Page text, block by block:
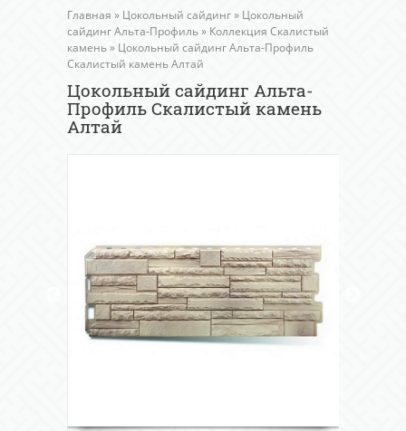
Главная » Цокольный сайдинг» Цокольный
сайдинг Альта-Профиль» Коллекция Скалистый
камень» Цокольный сайдинг Альта-Профиль
Скалистый камень Алтай
Цокольный сайдинг Альта-
Профиль Скалистый камень
Алтай